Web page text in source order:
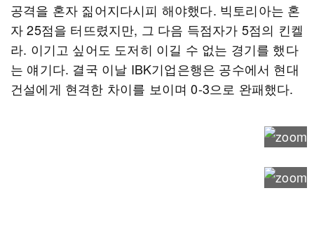
공격을 혼자 짊어지다시피 해야했다. 빅토리아는 혼
자 25점을 터뜨렸지만, 그 다음 득점자가 5점의 킨켈
라. 이기고 싶어도 도저히 이길 수 없는 경기를 했다
는 얘기다. 결국 이날 IBK기업은행은 공수에서 현대
건설에게 현격한 차이를 보이며 0-3으로 완패했다.